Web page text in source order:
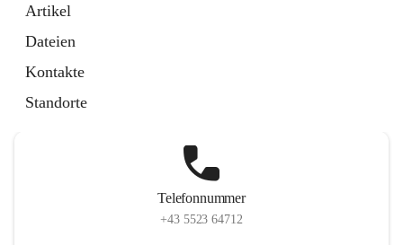
Artikel
Dateien
Kontakte
Standorte
Telefonnummer
+43 5523 64712